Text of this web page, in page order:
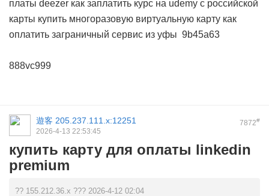
платы deezer как заплатить курс на udemy с российской
карты купить многоразовую виртуальную карту как
оплатить заграничный сервис из уфы 9b45a63
888vc999
7872#
遊客 205.237.111.x:12251
2026-4-13 22:53:45
купить карту для оплаты linkedin
premium
?? 155.212.36.x ??? 2026-4-12 02:04